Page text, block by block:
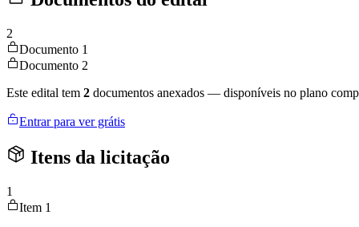
2
Documento 1
Documento 2
Este edital tem 2 documentos anexados — disponíveis no plano
Entrar para ver grátis
Itens da licitação
1
Item 1